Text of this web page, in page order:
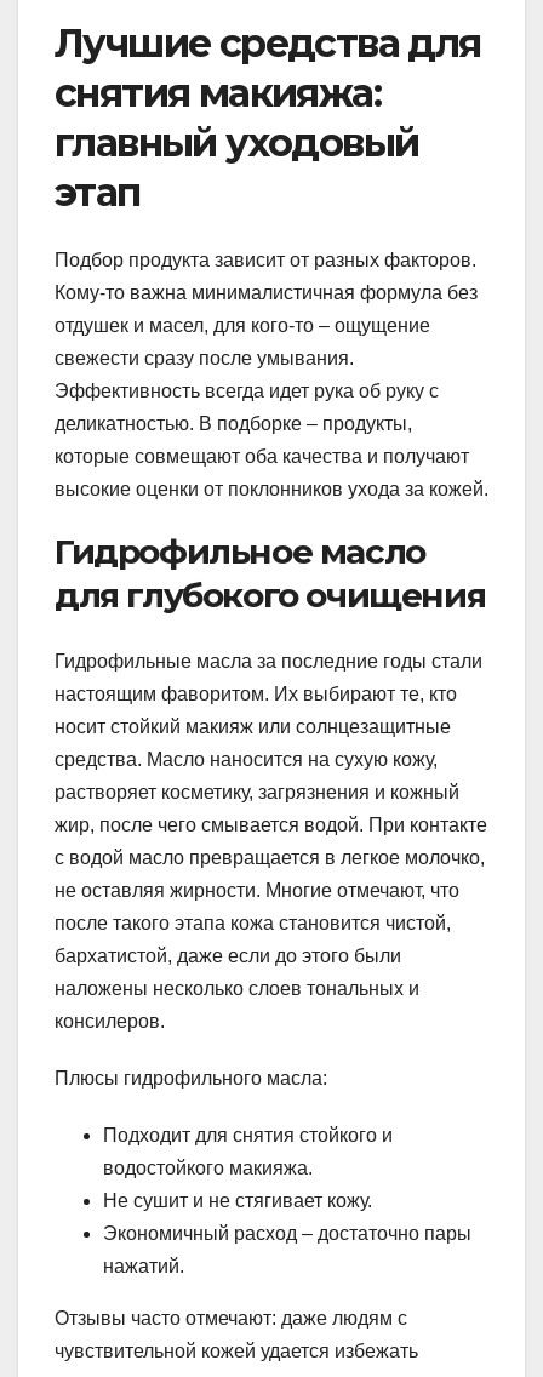
Лучшие средства для
снятия макияжа:
главный уходовый
этап
Подбор продукта зависит от разных факторов.
Кому-то важна минималистичная формула без
отдушек и масел, для кого-то – ощущение
свежести сразу после умывания.
Эффективность всегда идет рука об руку с
деликатностью. В подборке – продукты,
которые совмещают оба качества и получают
высокие оценки от поклонников ухода за кожей.
Гидрофильное масло
для глубокого очищения
Гидрофильные масла за последние годы стали
настоящим фаворитом. Их выбирают те, кто
носит стойкий макияж или солнцезащитные
средства. Масло наносится на сухую кожу,
растворяет косметику, загрязнения и кожный
жир, после чего смывается водой. При контакте
с водой масло превращается в легкое молочко,
не оставляя жирности. Многие отмечают, что
после такого этапа кожа становится чистой,
бархатистой, даже если до этого были
наложены несколько слоев тональных и
консилеров.
Плюсы гидрофильного масла:
Подходит для снятия стойкого и
водостойкого макияжа.
Не сушит и не стягивает кожу.
Экономичный расход – достаточно пары
нажатий.
Отзывы часто отмечают: даже людям с
чувствительной кожей удается избежать